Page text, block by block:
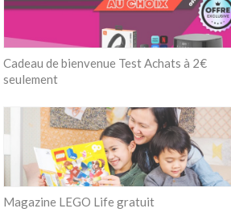
Cadeau de bienvenue Test Achats à 2€
seulement
Magazine LEGO Life gratuit